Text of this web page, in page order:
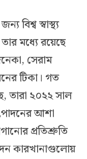
বিশ্ব স্বাস্থ্য
মধ্যে রয়েছে
সেরাম
টিকা। গত
তারা ২০২২ সাল
আশা
প্রতিশ্রুতি
কারখানাগুলোয়